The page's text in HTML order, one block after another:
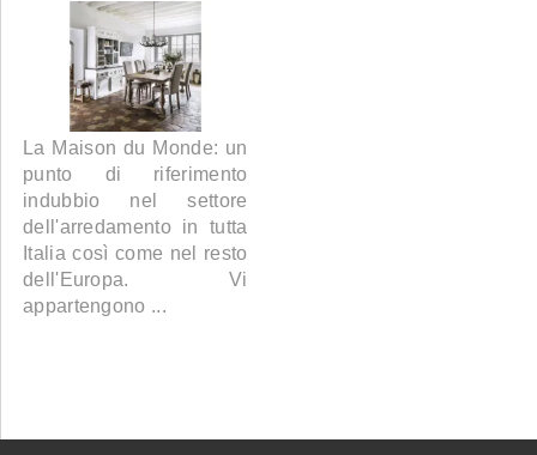
La Maison du Monde: un
punto di riferimento
indubbio nel settore
dell'arredamento in tutta
Italia così come nel resto
dell'Europa. Vi
appartengono ...